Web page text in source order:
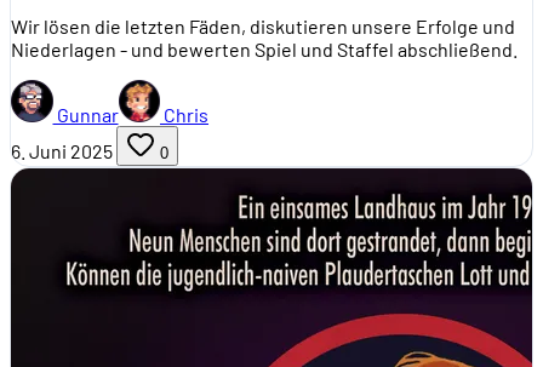
Wir lösen die letzten Fäden, diskutieren unsere Erfolge und
Niederlagen - und bewerten Spiel und Staffel abschließend.
Gunnar
Chris
6. Juni 2025
0